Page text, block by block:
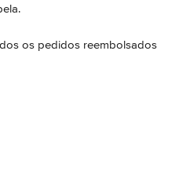
os pedidos reembolsados